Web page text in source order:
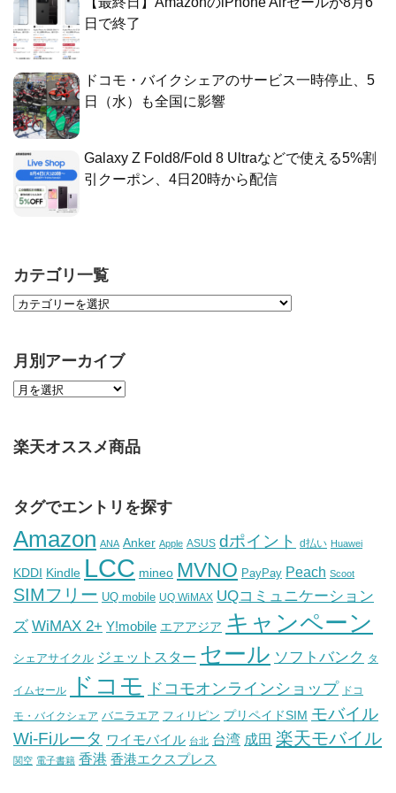
日で終了
ドコモ・バイクシェアのサービス一時停止、5
日（水）も全国に影響
Galaxy Z Fold8/Fold 8 Ultraなどで使える5%割
引クーポン、4日20時から配信
カテゴリ一覧
月別アーカイブ
楽天オススメ商品
タグでエントリを探す
Amazon ANA Anker Apple ASUS dポイント d払い Huawei
KDDI Kindle LCC mineo MVNO PayPay Peach Scoot
SIMフリー UQ mobile UQ WiMAX UQコミュニケーション
ズ WiMAX 2+ Y!mobile エアアジア キャンペーン
シェアサイクル ジェットスター セール ソフトバンク タ
イムセール ドコモ ドコモオンラインショップ ドコ
モ・バイクシェア バニラエア フィリピン プリペイドSIM モバイル
Wi-Fiルータ ワイモバイル 台北 台湾 成田 楽天モバイル
関空 電子書籍 香港 香港エクスプレス